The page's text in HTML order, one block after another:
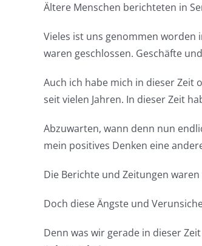
Ältere Menschen berichteten in
Vieles ist uns genommen worden
waren geschlossen. Geschäfte
Auch ich habe mich in dieser Zeit
seit vielen Jahren. In dieser Zeit
Abzuwarten, wann denn nun
mein positives Denken eine
Die Berichte und Zeitungen
Doch diese Ängste und
Denn was wir gerade in dieser